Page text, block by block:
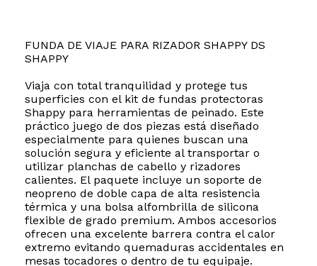
FUNDA DE VIAJE PARA RIZADOR SHAPPY DS
SHAPPY
Viaja con total tranquilidad y protege tus
superficies con el kit de fundas protectoras
Shappy para herramientas de peinado. Este
práctico juego de dos piezas está diseñado
especialmente para quienes buscan una
solución segura y eficiente al transportar o
utilizar planchas de cabello y rizadores
calientes. El paquete incluye un soporte de
neopreno de doble capa de alta resistencia
térmica y una bolsa alfombrilla de silicona
flexible de grado premium. Ambos accesorios
ofrecen una excelente barrera contra el calor
extremo evitando quemaduras accidentales en
mesas tocadores o dentro de tu equipaje.